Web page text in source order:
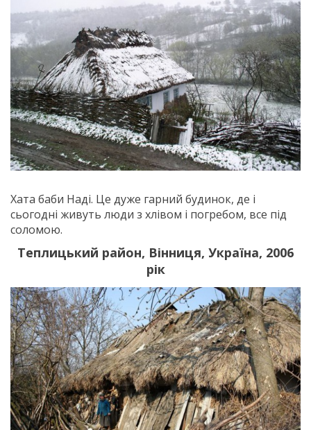
Хата баби Наді. Це дуже гарний будинок, де і
сьогодні живуть люди з хлівом і погребом, все під
соломою.
Теплицький район, Вінниця, Україна, 2006
рік